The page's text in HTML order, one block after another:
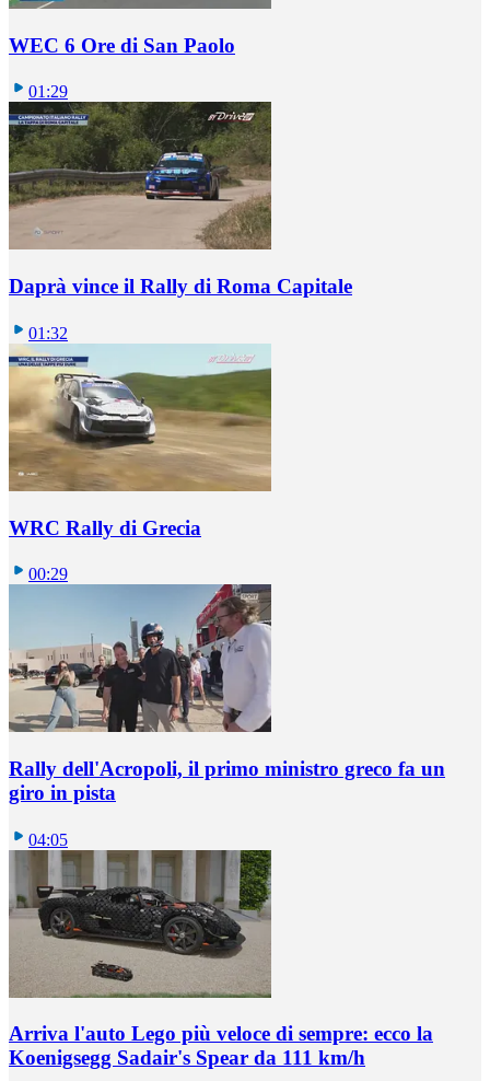
WEC 6 Ore di San Paolo
01:29
Daprà vince il Rally di Roma Capitale
01:32
WRC Rally di Grecia
00:29
Rally dell'Acropoli, il primo ministro greco fa un
giro in pista
04:05
Arriva l'auto Lego più veloce di sempre: ecco la
Koenigsegg Sadair's Spear da 111 km/h